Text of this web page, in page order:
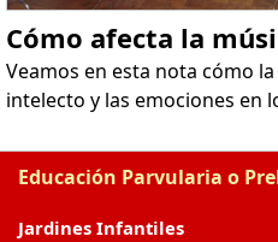
Cómo afecta la
Veamos en esta nota cómo
intelecto y las emociones en
Educación Parvularia o
Jardines Infantiles